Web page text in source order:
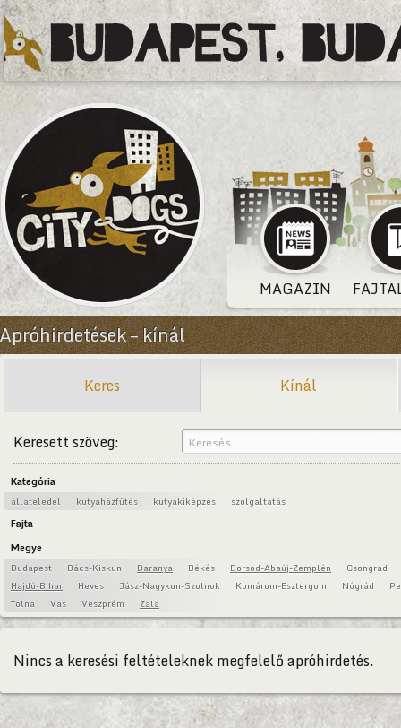
MAGAZIN
Apróhirdetések – kínál
Keres Kínál
Keresett szöveg:
Kategória
állateledel kutyaházfűtés kutyakiképzés szolgaltatás
Fajta
Megye
Budapest Bács-Kiskun Baranya Békés Borsod-Abaúj-Zemplén
Csongrád
Hajdú-Bihar
Heves Jász-Nagykun-Szolnok Komárom-Esztergom Nógrád
Tolna
Vas Veszprém Zala
Nincs a keresési feltételeknek megfelelő apróhirdetés.